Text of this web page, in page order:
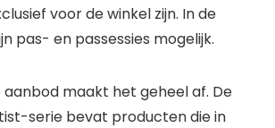
voor de winkel zijn. In de
pas- en passessies mogelijk.
maakt het geheel af. De
serie bevat producten die in